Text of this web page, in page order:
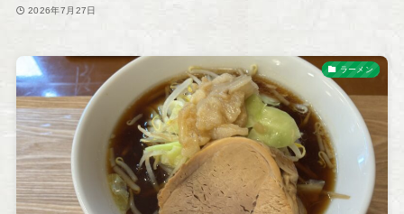
2026年7月27日
ラーメン